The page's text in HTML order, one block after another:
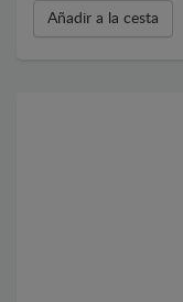
Añadir a la cesta